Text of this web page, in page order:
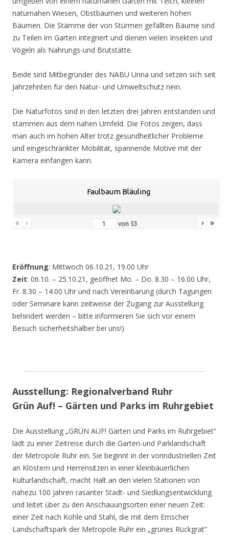
naturnahen Wiesen, Obstbäumen und weiteren hohen
Bäumen. Die Stämme der von Stürmen gefällten Bäume sind
zu Teilen im Garten integriert und dienen vielen Insekten und
Vögeln als Nahrungs-und Brutstätte.
Beide sind Mitbegründer des NABU Unna und setzen sich seit
Jahrzehnten für den Natur- und Umweltschutz nein.
Die Naturfotos sind in den letzten drei Jahren entstanden und
stammen aus dem nahen Umfeld. Die Fotos zeigen, dass
man auch im hohen Alter trotz gesundheitlicher Probleme
und eingeschränkter Mobilität, spannende Motive mit der
Kamera einfangen kann.
Faulbaum Bläuling
« ‹ von 53 › »
Eröffnung: Mittwoch 06.10.21, 19.00 Uhr
Zeit: 06.10. – 25.10.21, geöffnet Mo. – Do. 8.30 – 16.00 Uhr,
Fr. 8.30 – 14.00 Uhr und nach Vereinbarung (durch Tagungen
oder Seminare kann zeitweise der Zugang zur Ausstellung
behindert werden – bitte informieren Sie sich vor einem
Besuch sicherheitshalber bei uns!)
Ausstellung: Regionalverband Ruhr
Grün Auf! – Gärten und Parks im Ruhrgebiet
Die Ausstellung „GRÜN AUF! Gärten und Parks im Ruhrgebiet“
lädt zu einer Zeitreise durch die Garten-und Parklandschaft
der Metropole Ruhr ein. Sie beginnt in der vorindustriellen Zeit
an Klöstern und Herrensitzen in einer kleinbäuerlichen
Kulturlandschaft, macht Halt an den vielen Stationen von
nahezu 100 Jahren rasanter Stadt- und Siedlungsentwicklung
und leitet über zu den Anschauungsorten einer neuen Zeit:
einer Zeit nach Kohle und Stahl, die mit dem Emscher
Landschaftspark der Metropole Ruhr ein „grünes Rückgrat“